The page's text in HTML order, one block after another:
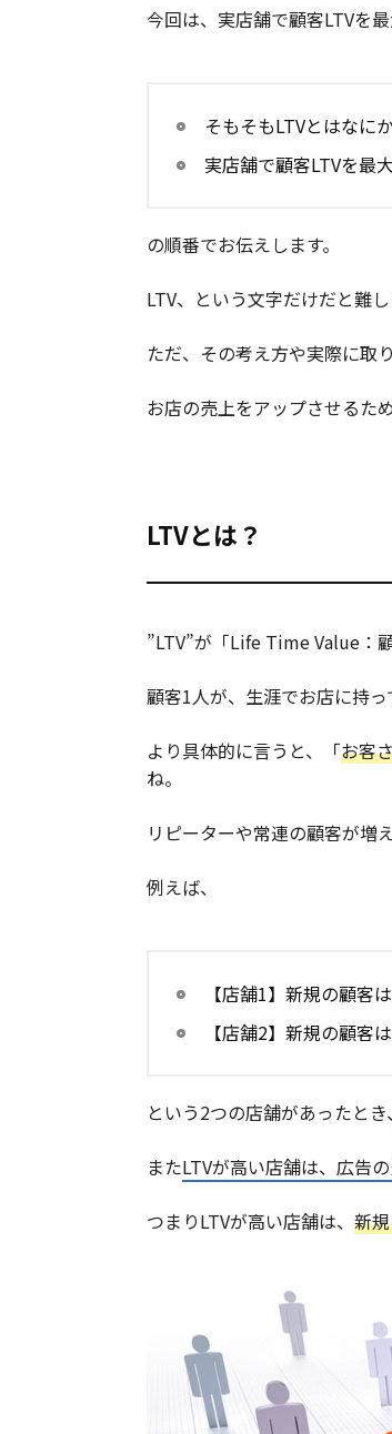
今回は、実店舗で顧客LTVを
そもそもLTVとはなに
実店舗で顧客LTVを最
の順番でお伝えします。
LTV、という文字だけだと難し
ただ、その考え方や実際に取
お店の売上をアップさせるた
LTVとは？
”LTV”が「Life Time Value：
顧客1人が、生涯でお店に持っ
より具体的に言うと、「お客
ね。
リピーターや常連の顧客が増
例えば、
【店舗1】新規の顧客
【店舗2】新規の顧客
という2つの店舗があったとき、
またLTVが高い店舗は、広告
つまりLTVが高い店舗は、 新